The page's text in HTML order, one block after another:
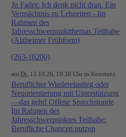
Jo Failer: Ich denk nicht dran. Ein
Vermächtnis zu Lebzeiten - Im
Rahmen des
Jahresschwerpunktthemas Teilhabe
(Alzheimer Frühform)
(263-10200)
am Di. 13.10.26, 19.30 Uhr in Konstanz
Beruflicher Wiedereinstieg oder
Neuorientierung mit Unterstützung
—das geht! Offene Sprechstunde
Im Rahmen des
Jahresschwerpunktes Teilhabe:
Berufliche Chancen nutzen